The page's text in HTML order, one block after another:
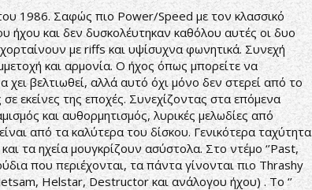
1986. Σαφώς πιο Power/Speed με τον κλασσικό
ήχου και δεν δυσκολέυτηκαν καθόλου αυτές οι δυο
με riffs και υψίσυχνα φωνητικά. Συνεχή
και αρμονία. Ο ήχος όπως μπορείτε να
βελτιωθεί, αλλά αυτό όχι μόνο δεν στερεί από το
εκείνες της εποχές. Συνεχίζοντας στα επόμενα
και αυθορμητισμός, λυρικές μελωδίες από
από τα καλύτερα του δίσκου. Γενικότερα ταχύτητα
τα ηχεία μουγκρίζουν ασύστολα. Στο ντέμο ‘’Past,
που περιέχονται, τα πάντα γίνονται πιο Thrashy
Helstar, Destructor και ανάλογου ήχου) . To ‘’